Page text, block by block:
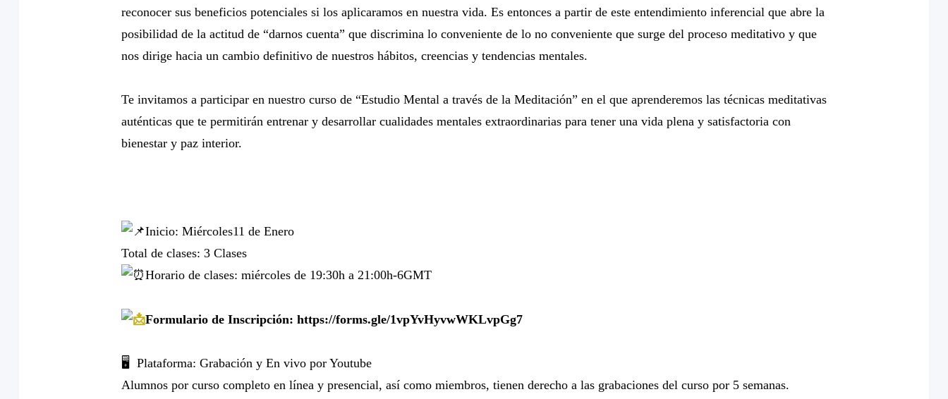
reconocer sus beneficios potenciales si los aplicaramos en nuestra vida. Es entonces a partir de este entendimiento inferencial que abre la
posibilidad de la actitud de “darnos cuenta” que discrimina lo conveniente de lo no conveniente que surge del proceso meditativo y que
nos dirige hacia un cambio definitivo de nuestros hábitos, creencias y tendencias mentales.
Te invitamos a participar en nuestro curso de “Estudio Mental a través de la Meditación” en el que aprenderemos las técnicas meditativas
auténticas que te permitirán entrenar y desarrollar cualidades mentales extraordinarias para tener una vida plena y satisfactoria con
bienestar y paz interior.
Inicio: Miércoles11 de Enero
Total de clases: 3 Clases
Horario de clases: miércoles de 19:30h a 21:00h-6GMT
Formulario de Inscripción: https://forms.gle/1vpYvHyvwWKLvpGg7
🖥️ Plataforma: Grabación y En vivo por Youtube
Alumnos por curso completo en línea y presencial, así como miembros, tienen derecho a las grabaciones del curso por 5 semanas.